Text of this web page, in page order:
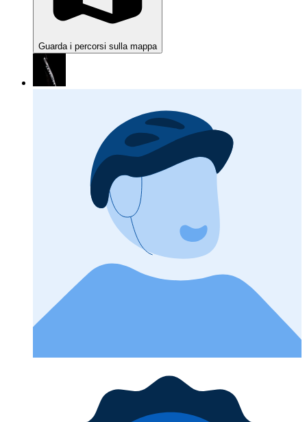
Guarda i percorsi sulla mappa